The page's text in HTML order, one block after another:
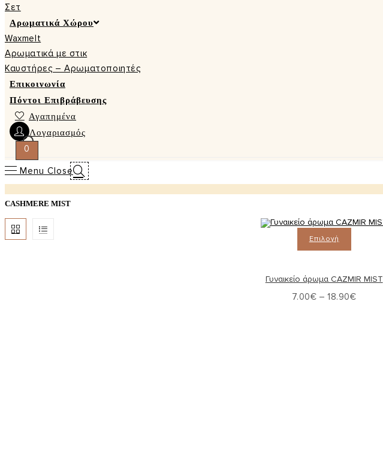
Σετ
Αρωματικά Χώρου
Waxmelt
Αρωματικά με στικ
Καυστήρες – Αρωματοποιητές
Επικοινωνία
Πόντοι Επιβράβευσης
Αγαπημένα
Λογαριασμός
0
Menu Close
CASHMERE MIST
Επιλογή
Γυναικείο άρωμα CAZMIR MIST
7.00€ – 18.90€